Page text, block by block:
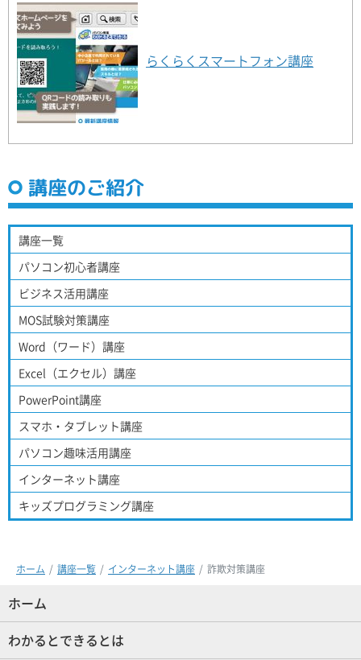
らくらくスマートフォン講座
講座のご紹介
講座一覧
パソコン初心者講座
ビジネス活用講座
MOS試験対策講座
Word（ワード）講座
Excel（エクセル）講座
PowerPoint講座
スマホ・タブレット講座
パソコン趣味活用講座
インターネット講座
キッズプログラミング講座
ホーム 講座一覧 インターネット講座 詐欺対策講座
ホーム
わかるとできるとは